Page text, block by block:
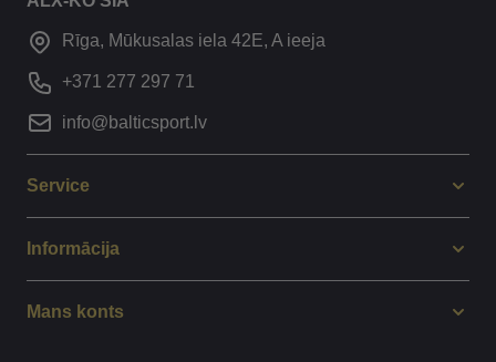
Rīga, Mūkusalas iela 42E, A ieeja
+371 277 297 71
info@balticsport.lv
Service
Informācija
Mans konts